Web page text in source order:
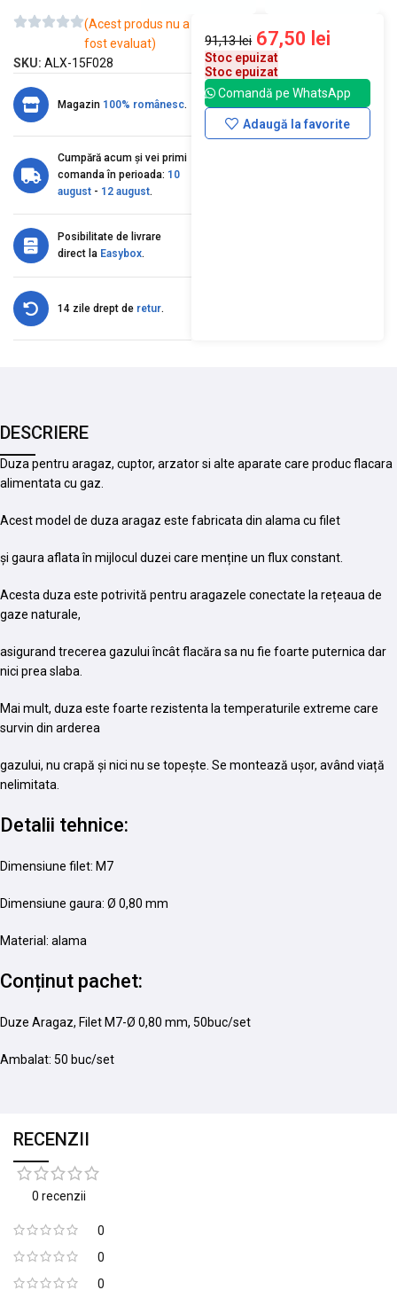
(Acest produs nu a
fost evaluat)
SKU: ALX-15F028
Magazin 100% românesc.
Cumpără acum și vei primi
comanda în perioada: 10
august - 12 august.
Posibilitate de livrare
direct la Easybox.
14 zile drept de retur.
91,13lei 67,50 lei
Stoc epuizat
Stoc epuizat
Comandă pe WhatsApp
Adaugă la favorite
DESCRIERE
Duza pentru aragaz, cuptor, arzator si alte aparate care produc flacara
alimentata cu gaz.
Acest model de duza aragaz este fabricata din alama cu filet
și gaura aflata în mijlocul duzei care menține un flux constant.
Acesta duza este potrivită pentru aragazele conectate la rețeaua de
gaze naturale,
asigurand trecerea gazului încât flacăra sa nu fie foarte puternica dar
nici prea slaba.
Mai mult, duza este foarte rezistenta la temperaturile extreme care
survin din arderea
gazului, nu crapă și nici nu se topește. Se montează ușor, având viață
nelimitata.
Detalii tehnice:
Dimensiune filet: M7
Dimensiune gaura: Ø 0,80 mm
Material: alama
Conținut pachet:
Duze Aragaz, Filet M7-Ø 0,80 mm, 50buc/set
Ambalat: 50 buc/set
RECENZII
0 recenzii
0
0
0